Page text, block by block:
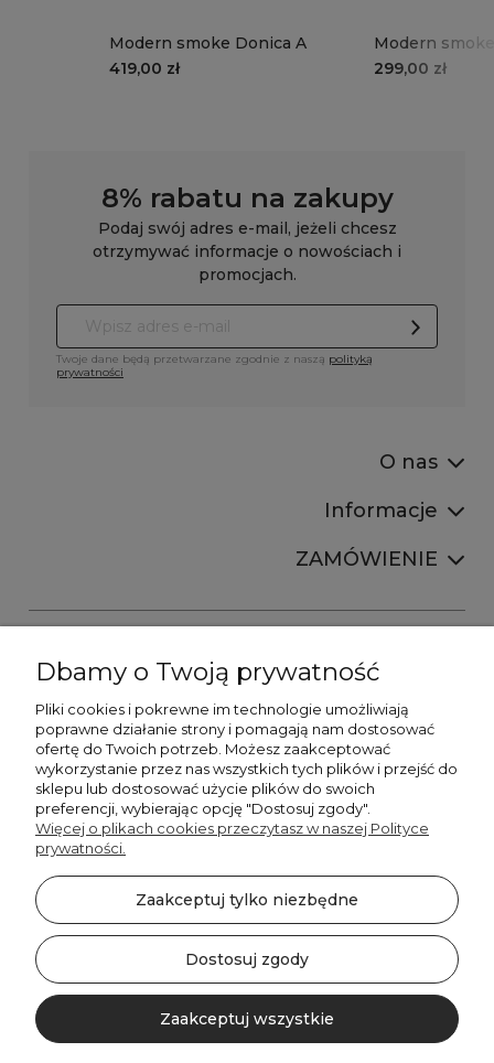
Modern smoke Donica A
419,00 zł
Modern
299,00 zł
8% rabatu na zakupy
Podaj swój adres e-mail, jeżeli chcesz
otrzymywać informacje o nowościach i
promocjach.
Twoje dane będą przetwarzane zgodnie z naszą polityką
prywatności
O nas
Informacje
ZAMÓWIENIE
+48606673390
sprzedaz@belldecohome.pl
©2026 Wszelkie Prawa Zastrzeżone | BelldecoHome.pl
Flex Minimalist by Ecommercy
Dbamy o Twoją prywatność
Pliki cookies i pokrewne im technologie umożliwiają
poprawne działanie strony i pomagają nam dostosować
ofertę do Twoich potrzeb. Możesz zaakceptować
wykorzystanie przez nas wszystkich tych plików i przejść do
sklepu lub dostosować użycie plików do swoich
preferencji, wybierając opcję "Dostosuj zgody".
Więcej o plikach cookies przeczytasz w naszej Polityce
prywatności.
Zaakceptuj tylko niezbędne
Dostosuj zgody
Zaakceptuj wszystkie
Zapisz się do naszego newslettera i zgarnij 8% rabatu!
zaznacz pola
Akceptuję regulamin newslettera
Akceptuję politykę prywatności
SUBSKRYBUJ!